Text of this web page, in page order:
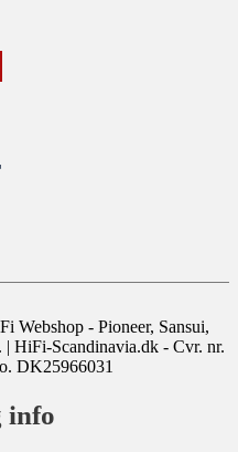
Webshop - Pioneer, Sansui,
| HiFi-Scandinavia.dk - Cvr. nr.
DK25966031
info